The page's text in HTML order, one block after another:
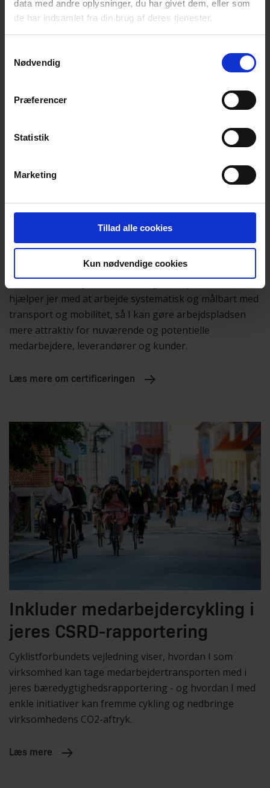
data med andre oplysninger, du har givet dem, eller som
de har indsamlet fra din brug af deres tjenester.
Nødvendig
Præferencer
Statistik
Marketing
Tillad alle cookies
Kun nødvendige cookies
Bliv certificeret som
Cykelvenlig Arbejdsplads CFE
Cykelvenlig Arbejdsplads CFE 2030 er en certificering
efter europæiske standard tilpasset danske
virksomheder og større offentlige arbejdspladser. Den
hjælper jer med at arbejde systematisk og målbart med
transport og mobilitet, så I kan gøre arbejdspladsen
mere attraktiv for nuværende og potentielle
medarbejdere, leverandører og kunder.
Læs mere om certificeringen
Inkluder medarbejdercykling i
jeres CSRD-rapportering
Cyklistforbundets vejledning viser, hvordan I som
virksomhed kan tage medarbejdertransporten med i
jeres bæredygtighedsrapportering - og hvordan I med
enkle initiativer kan fremme cykling og nedbringe
virksomhedens CO2-aftryk.
Læs mere